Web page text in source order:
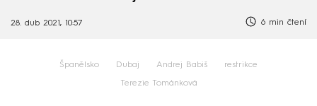
28. dub 2021, 10:57 6 min čtení
Španělsko Dubaj Andrej Babiš restrikce
Terezie Tománková